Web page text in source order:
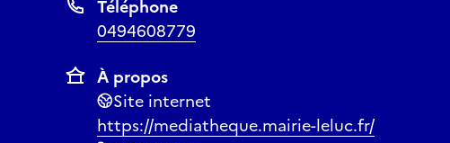
Téléphone
0494608779
À propos
Site internet
https://mediatheque.mairie-leluc.fr/